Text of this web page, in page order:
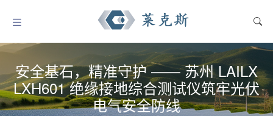
安全基石，精准守护 —— 苏州 LAILX
LXH601 绝缘接地综合测试仪筑牢光伏
电气安全防线